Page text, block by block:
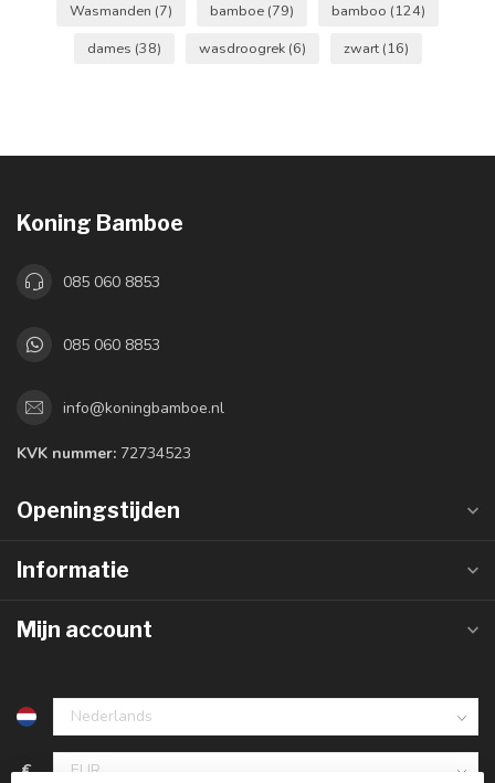
Wasmanden (7) bamboe (79) bamboo (124)
dames (38) wasdroogrek (6) zwart (16)
Koning Bamboe
085 060 8853
085 060 8853
info@koningbamboe.nl
KVK nummer: 72734523
Openingstijden
Informatie
Mijn account
€